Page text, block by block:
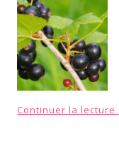
Continuer la lecture